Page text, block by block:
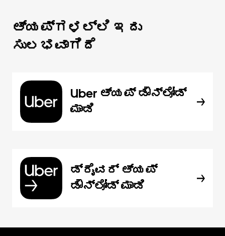
ಆ್ಯಪ್‌‌ಗಳಲ್ಲಿ ಇದು
ಸುಲಭವಾಗಿದೆ
Uber ಆ್ಯಪ್‍ ಡೌನ್‌ಲೋಡ್
ಮಾಡಿ
ಡ್ರೈವರ್ ಆ್ಯಪ್
ಡೌನ್‌ಲೋಡ್ ಮಾಡಿ